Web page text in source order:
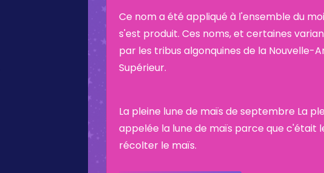
Ce nom a été appliqué à l'ensemble du
s'est produit. Ces noms, et certaines
par les tribus algonquines de la Nouvelle-
Supérieur.
La pleine lune de maïs de septembre La
appelée la lune de maïs parce que c'était
récolter le maïs.